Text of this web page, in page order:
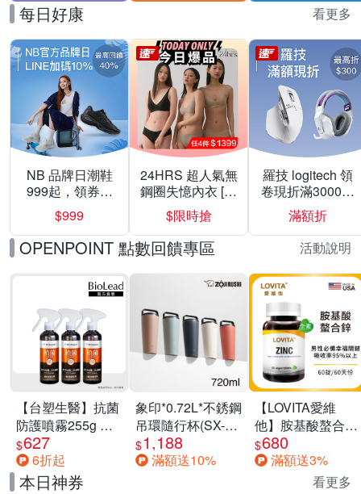
每日好康 看更多
NB 品牌日潮鞋
999起，領券折
上折 最高回饋
40%
$999
24HRS 超人氣無
鋼圈失憶內衣 [熱
銷好評]
$限時搶
羅技 logitech 領
卷現折滿3000折
300
滿額折
OPENPOINT 點數回饋專區 活動說明
【台塑生醫】抗菌
防護噴霧255g 三
入組
$627
6折起
象印*0.72L*不銹鋼
吊環隨行杯(SX-
LA72H)
$1,188
滿額送10%
【LOVITA愛維
他】胺基酸螯合鋅
x2瓶30mg素食錠
(鋅錠)
$680
滿額送3%
本日神券 看更多